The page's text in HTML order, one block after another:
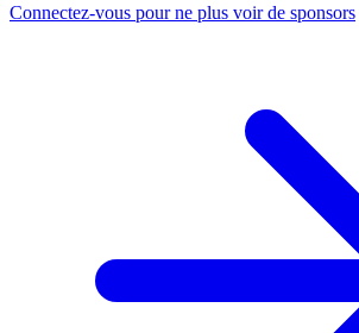
Connectez-vous pour ne plus voir de sponsors